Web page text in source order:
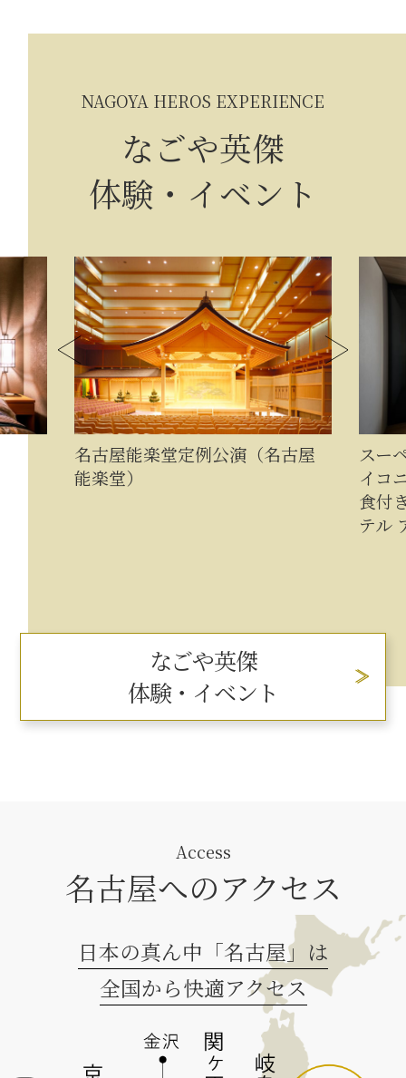
NAGOYA HEROS EXPERIENCE
なごや英傑
体験・イベント
名古屋能楽堂定例公演（名古屋
能楽堂）
スー
イコ
食付
テル
なごや英傑
体験・イベント
Access
名古屋へのアクセス
日本の真ん中「名古屋」は
全国から快適アクセス